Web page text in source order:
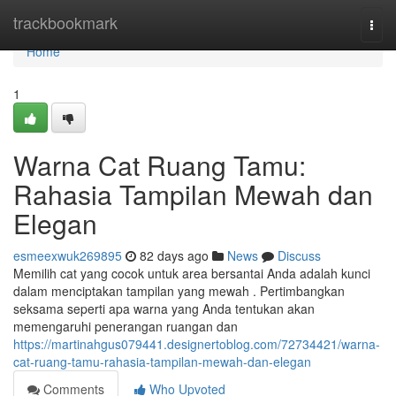
trackbookmark
Home
Home
1
Warna Cat Ruang Tamu:
Rahasia Tampilan Mewah dan
Elegan
esmeexwuk269895 82 days ago News
Discuss
Memilih cat yang cocok untuk area bersantai Anda adalah kunci
dalam menciptakan tampilan yang mewah . Pertimbangkan
seksama seperti apa warna yang Anda tentukan akan
memengaruhi penerangan ruangan dan
https://martinahgus079441.designertoblog.com/72734421/warna-
cat-ruang-tamu-rahasia-tampilan-mewah-dan-elegan
Comments
Who Upvoted